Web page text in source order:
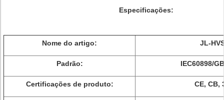
Especificações:
Nome do artigo: JL-
Padrão: IEC60898/
Certificações de produto: CE, CB,